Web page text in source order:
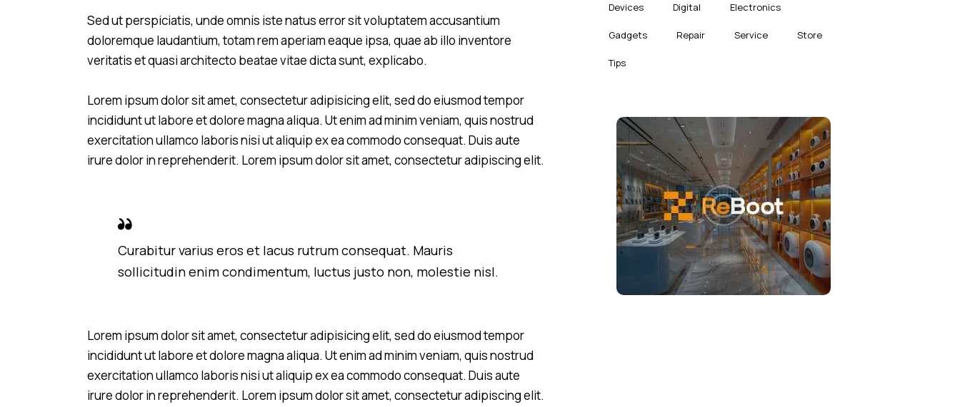
Sed ut perspiciatis, unde omnis iste natus error sit voluptatem accusantium
doloremque laudantium, totam rem aperiam eaque ipsa, quae ab illo inventore
veritatis et quasi architecto beatae vitae dicta sunt, explicabo.
Lorem ipsum dolor sit amet, consectetur adipisicing elit, sed do eiusmod tempor
incididunt ut labore et dolore magna aliqua. Ut enim ad minim veniam, quis nostrud
exercitation ullamco laboris nisi ut aliquip ex ea commodo consequat. Duis aute
irure dolor in reprehenderit. Lorem ipsum dolor sit amet, consectetur adipiscing elit.
Curabitur varius eros et lacus rutrum consequat. Mauris
sollicitudin enim condimentum, luctus justo non, molestie nisl.
Lorem ipsum dolor sit amet, consectetur adipisicing elit, sed do eiusmod tempor
incididunt ut labore et dolore magna aliqua. Ut enim ad minim veniam, quis nostrud
exercitation ullamco laboris nisi ut aliquip ex ea commodo consequat. Duis aute
irure dolor in reprehenderit. Lorem ipsum dolor sit amet, consectetur adipiscing elit.
Devices Digital Electronics
Gadgets Repair Service Store
Tips